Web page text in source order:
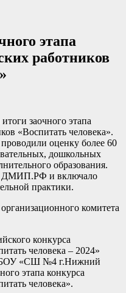
этапа
работников
заочного этапа
«Воспитать человека».
оценку более 60
дошкольных
образования.
ДМИП.РФ и включало
практики.
комитета
конкурса
человека – 2024»
«СШ №4 г.Нижний
этапа конкурса
человека».